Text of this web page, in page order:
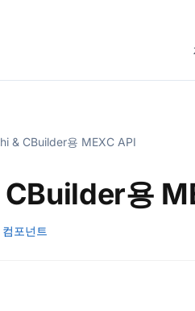
& CBuilder용 MEXC API
용
컴포넌트